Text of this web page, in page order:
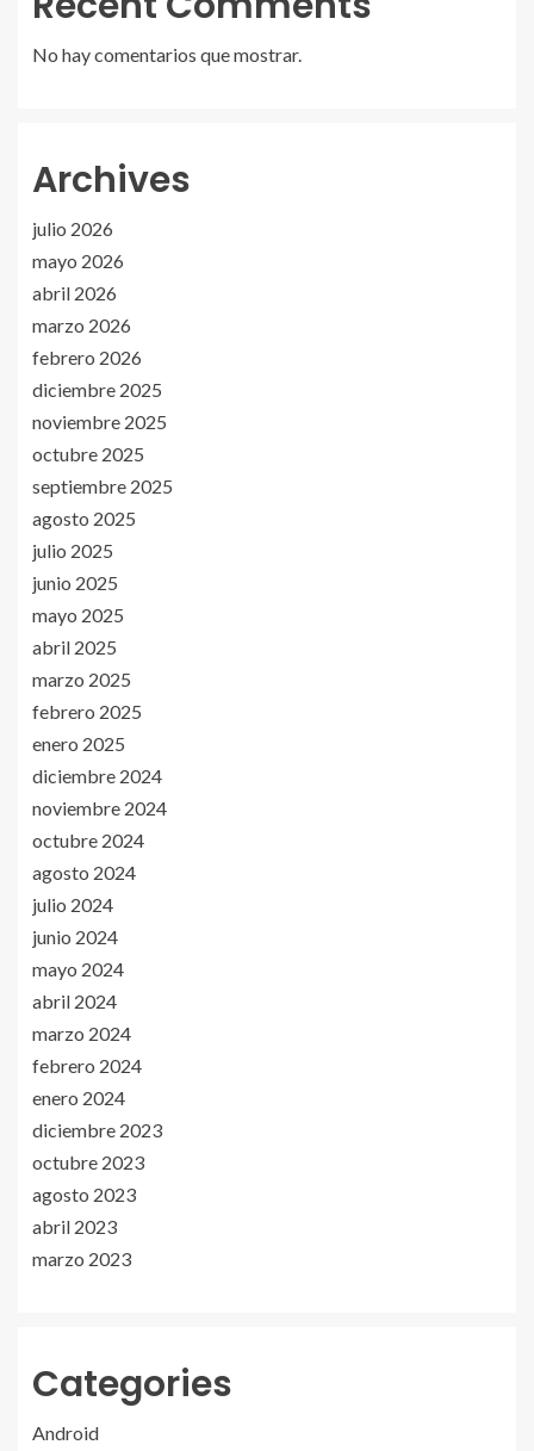
No hay comentarios que mostrar.
Archives
julio 2026
mayo 2026
abril 2026
marzo 2026
febrero 2026
diciembre 2025
noviembre 2025
octubre 2025
septiembre 2025
agosto 2025
julio 2025
junio 2025
mayo 2025
abril 2025
marzo 2025
febrero 2025
enero 2025
diciembre 2024
noviembre 2024
octubre 2024
agosto 2024
julio 2024
junio 2024
mayo 2024
abril 2024
marzo 2024
febrero 2024
enero 2024
diciembre 2023
octubre 2023
agosto 2023
abril 2023
marzo 2023
Categories
Android